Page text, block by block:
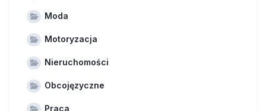
Moda
Motoryzacja
Nieruchomości
Obcojęzyczne
Praca